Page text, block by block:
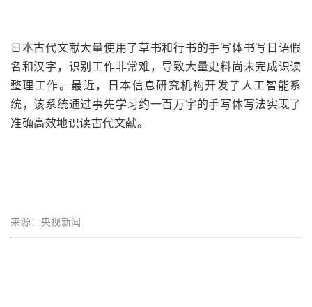
日本古代文献大量使用了草书和行书的手写体书写日语假
名和汉字，识别工作非常难，导致大量史料尚未完成识读
整理工作。最近，日本信息研究机构开发了人工智能系
统，该系统通过事先学习约一百万字的手写体写法实现了
准确高效地识读古代文献。
来源：央视新闻